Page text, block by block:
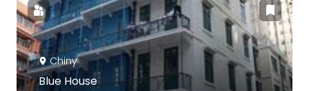
Chiny
Blue House